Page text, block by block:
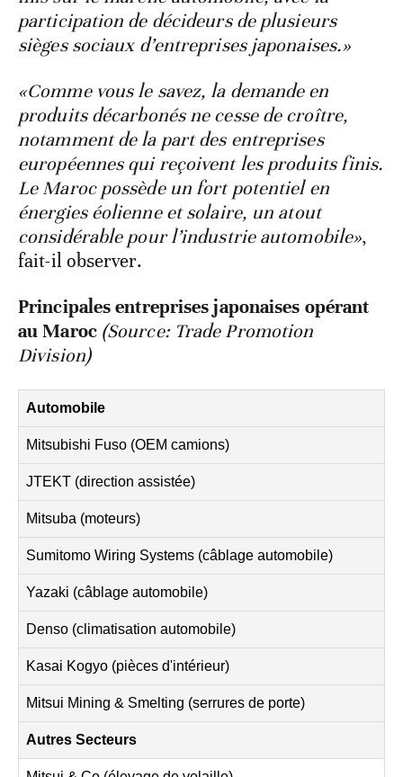
participation de décideurs de plusieurs
sièges sociaux d’entreprises japonaises.»
«Comme vous le savez, la demande en
produits décarbonés ne cesse de croître,
notamment de la part des entreprises
européennes qui reçoivent les produits finis.
Le Maroc possède un fort potentiel en
énergies éolienne et solaire, un atout
considérable pour l’industrie automobile»,
fait-il observer.
Principales entreprises japonaises opérant
au Maroc (Source: Trade Promotion
Division)
Automobile
Mitsubishi Fuso (OEM camions)
JTEKT (direction assistée)
Mitsuba (moteurs)
Sumitomo Wiring Systems (câblage automobile)
Yazaki (câblage automobile)
Denso (climatisation automobile)
Kasai Kogyo (pièces d'intérieur)
Mitsui Mining & Smelting (serrures de porte)
Autres Secteurs